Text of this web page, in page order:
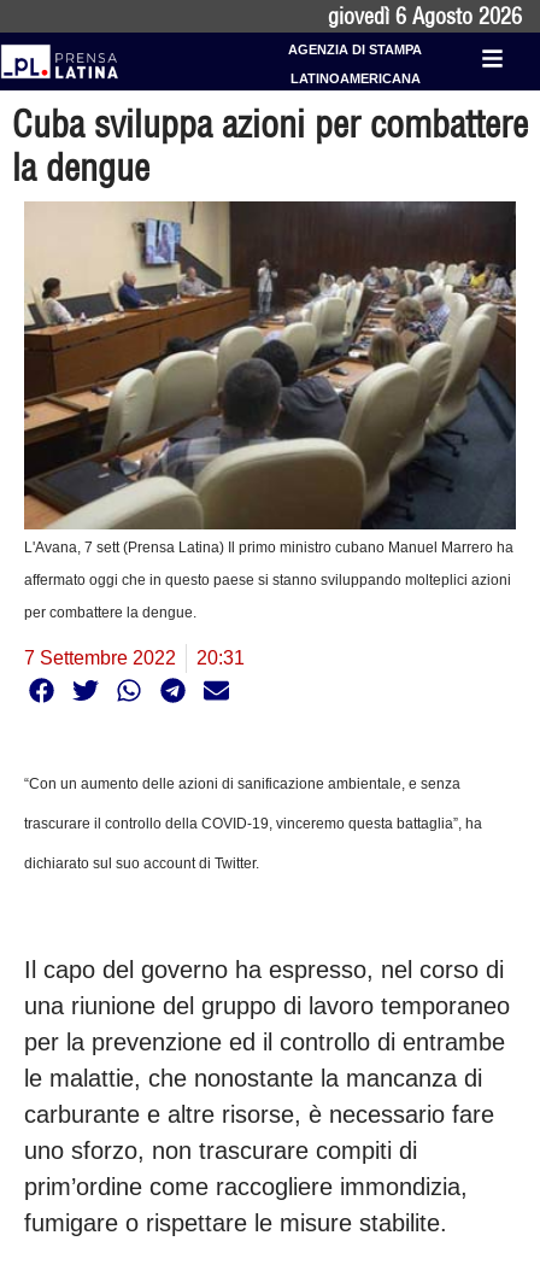
giovedì 6 Agosto 2026
AGENZIA DI STAMPA
LATINOAMERICANA
Cuba sviluppa azioni per combattere
la dengue
L'Avana, 7 sett (Prensa Latina) Il primo ministro cubano Manuel Marrero ha
affermato oggi che in questo paese si stanno sviluppando molteplici azioni
per combattere la dengue.
7 Settembre 2022 20:31
“Con un aumento delle azioni di sanificazione ambientale, e senza
trascurare il controllo della COVID-19, vinceremo questa battaglia”, ha
dichiarato sul suo account di Twitter.
Il capo del governo ha espresso, nel corso di
una riunione del gruppo di lavoro temporaneo
per la prevenzione ed il controllo di entrambe
le malattie, che nonostante la mancanza di
carburante e altre risorse, è necessario fare
uno sforzo, non trascurare compiti di
prim’ordine come raccogliere immondizia,
fumigare o rispettare le misure stabilite.